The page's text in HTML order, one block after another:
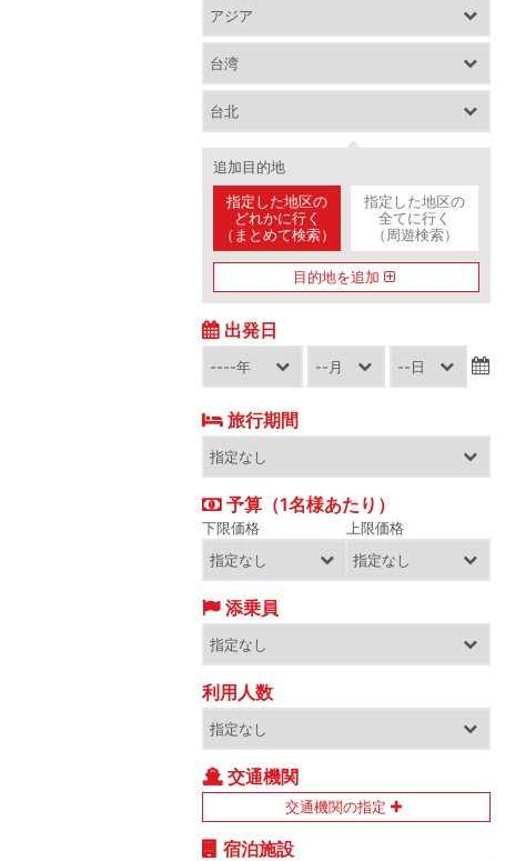
追加目的地
指定した地区の
どれかに行く
（まとめて検索）
指定した地区の
全てに行く
（周遊検索）
目的地を追加
出発日
旅行期間
予算（1名様あたり）
下限価格 上限価格
添乗員
利用人数
交通機関
交通機関の指定
宿泊施設